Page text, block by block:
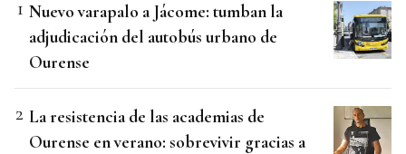
Nuevo varapalo a Jácome: tumban la
adjudicación del autobús urbano de
Ourense
La resistencia de las academias de
Ourense en verano: sobrevivir gracias a